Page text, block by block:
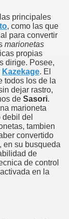
principales
, como las que
para convertir
marionetas
propias
dirige. Posee,
Kazekage. El
todos los de la
dejar rastro,
de Sasori.
marioneta
del
tambien
convertido
en su busqueda
de
de control
en la